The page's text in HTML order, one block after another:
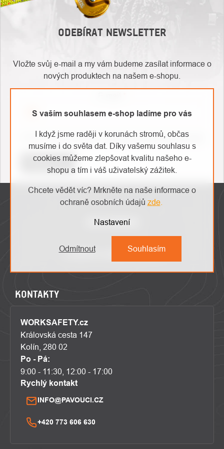
S vaším souhlasem e-shop ladíme pro vás
I když jsme raději v korunách stromů, občas
musíme i do světa dat. Díky vašemu souhlasu s
cookies můžeme zlepšovat kvalitu našeho e-
shopu a tím i váš uživatelský zážitek.
Chcete vědět víc? Mrkněte na naše informace o
ochraně osobních údajů zde.
Nastavení
Odmítnout Souhlasím
O
nás
ODEBÍRAT NEWSLETTER
Vložte svůj e-mail a my vám budeme zasílat informace o
nových produktech na našem e-shopu.
Vložením e-mailu souhlasíte s podmínkami ochrany osobních údajů
Přihlásit se
ZÁPATÍ
INSTAGRAM
KONTAKTY
WORKSAFETY.cz
Královská cesta 147
Kolín, 280 02
Po - Pá:
9:00 - 11:30, 12:00 - 17:00
Rychlý kontakt
INFO@PAVOUCI.CZ
+420 773 606 630